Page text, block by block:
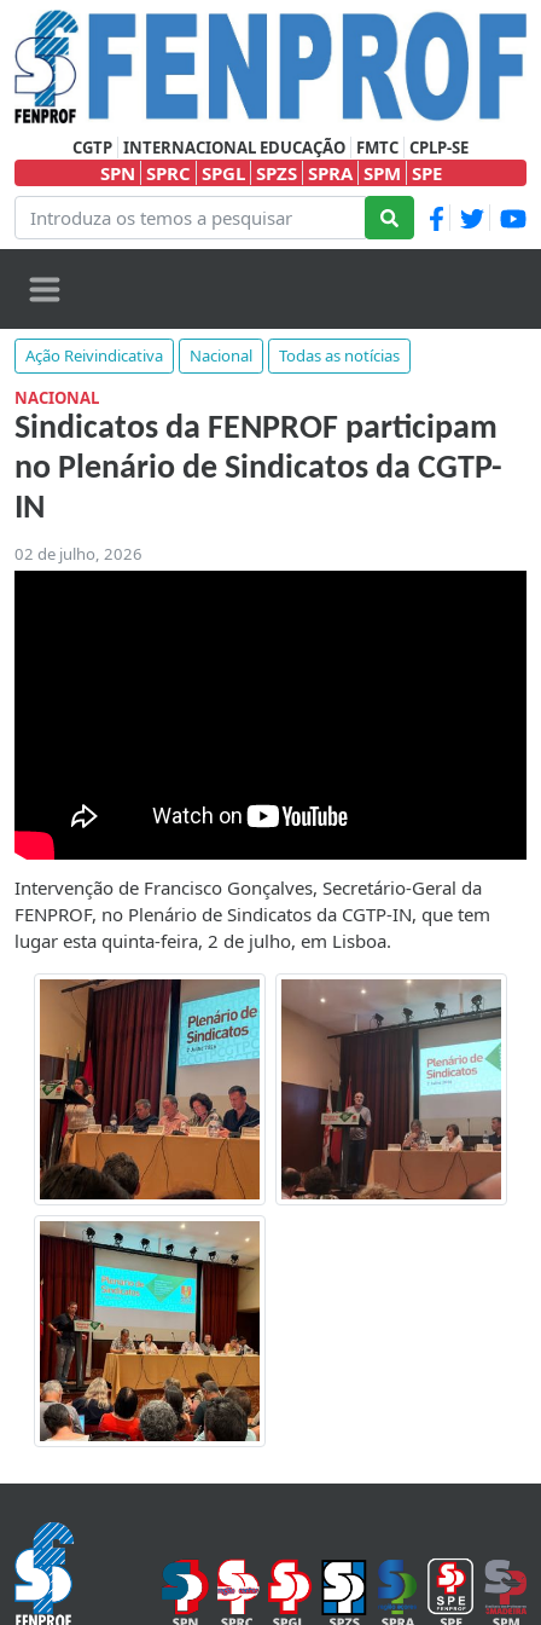
CGTP INTERNACIONAL EDUCAÇÃO FMTC CPLP-SE
SPN SPRC SPGL SPZS SPRA SPM SPE
Ação Reivindicativa Nacional
Todas as notícias
NACIONAL
Sindicatos da FENPROF participam
no Plenário de Sindicatos da CGTP-
IN
02 de julho, 2026
Intervenção de Francisco Gonçalves, Secretário-Geral da
FENPROF, no Plenário de Sindicatos da CGTP-IN, que tem
lugar esta quinta-feira, 2 de julho, em Lisboa.